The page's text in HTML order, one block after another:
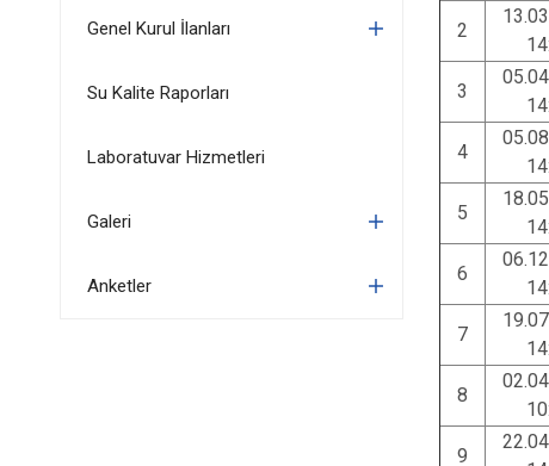
Genel Kurul İlanları
Su Kalite Raporları
Laboratuvar Hizmetleri
Galeri
Anketler
2
3
4
5
6
7
8
9